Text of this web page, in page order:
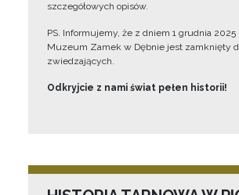
szczegółowych opisów.
PS. Informujemy, że z dniem 1 grudnia 2025
Muzeum Zamek w Dębnie jest zamknięty
zwiedzających.
Odkryjcie z nami świat pełen historii!